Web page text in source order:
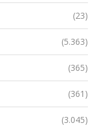
(23)
(5.363)
(365)
(361)
(3.045)